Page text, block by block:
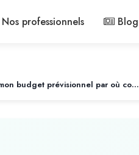
Nos professionnels Blog
Construire mon budget prévisionnel par où commencer : 5 tips pour ne plus le subir avec Marie LEFEBVRE